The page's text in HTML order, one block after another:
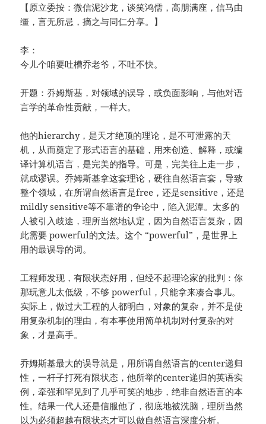
【原立委按：微信泥沙龙，谈笑鸿儒，高朋满座，信马由
缰，言无所忌，摘之与同仁分享。】
李：
今儿个咱要吐槽乔老爷，不吐不快。
开题：乔姆斯基，对领域的误导，或负面影响，与他对语
言学的革命性贡献，一样大。
他的hierarchy，是天才绝顶的理论，是不可泄露的天
机，从而奠定了形式语言的基础，用来创造、解释，或编
译计算机语言，是完美的指导。可是，完美往上走一步，
就成谬误。乔姆斯基拿这套理论，硬往自然语言套，导致
整个领域，在所谓自然语言是free，还是sensitive，还是
mildly sensitive等不靠谱的争论中，陷入泥潭。太多的
人被引入歧途，理所当然地认定，因为自然语言复杂，因
此需要 powerful的文法。这个 “powerful”，是世界上
用的最误导的词。
工程师发现，有限状态好用，但经不起理论家的批判：你
那玩意儿太低级，不够 powerful，只能拿来凑合事儿。
实际上，做过大工程的人都明白，对象的复杂，并不是使
用复杂机制的理由，有本事使用简单机制对付复杂的对
象，才是高手。
乔姆斯基最大的误导就是，用所谓自然语言的center递归
性，一杆子打死有限状态，他所举的center递归的英语实
例，牵强和罕见到了几乎可笑的地步，绝非自然语言的本
性。结果一代人还是信服他了，彻底地被洗脑，理所当然
以为必须超越有限状态才可以做自然语言深度分析。